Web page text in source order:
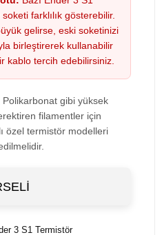
farklılık gösterebilir.
gelirse, eski soketinizi
birleştirerek kullanabilir
kablo tercih edebilirsiniz.
Polikarbonat gibi yüksek
filamentler için
özel termistör modelleri